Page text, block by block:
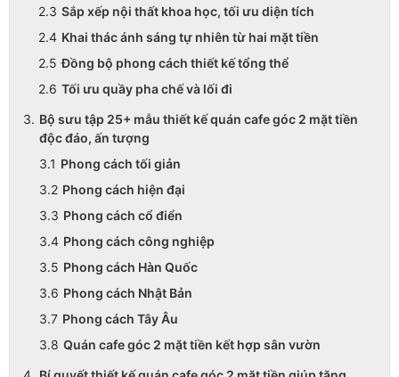
Sắp xếp nội thất khoa học, tối ưu diện tích
Khai thác ánh sáng tự nhiên từ hai mặt tiền
Đồng bộ phong cách thiết kế tổng thể
Tối ưu quầy pha chế và lối đi
Bộ sưu tập 25+ mẫu thiết kế quán cafe góc 2 mặt tiền
độc đáo, ấn tượng
Phong cách tối giản
Phong cách hiện đại
Phong cách cổ điển
Phong cách công nghiệp
Phong cách Hàn Quốc
Phong cách Nhật Bản
Phong cách Tây Âu
Quán cafe góc 2 mặt tiền kết hợp sân vườn